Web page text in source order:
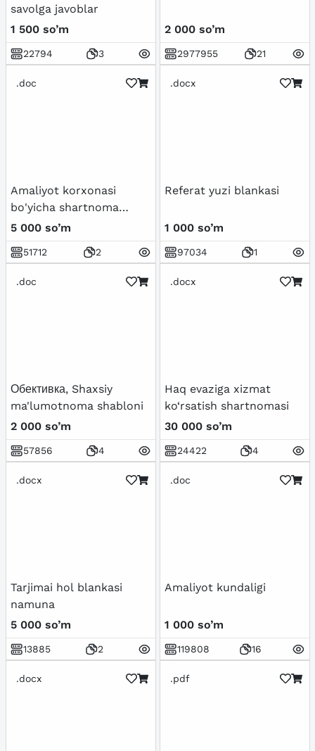
savolga javoblar
1 500 so’m
22794 3
2 000 so’m
2977955 21
.doc
Amaliyot korxonasi
bo'yicha shartnoma
blankasi
5 000 so’m
51712 2
.docx
Referat yuzi blankasi
1 000 so’m
97034 1
.doc
Обективка, Shaxsiy
ma'lumotnoma shabloni
2 000 so’m
57856 4
.docx
Haq evaziga xizmat
ko‘rsatish shartnomasi
30 000 so’m
24422 4
.docx
Tarjimai hol blankasi
namuna
5 000 so’m
13885 2
.doc
Amaliyot kundaligi
1 000 so’m
119808 16
.docx .pdf